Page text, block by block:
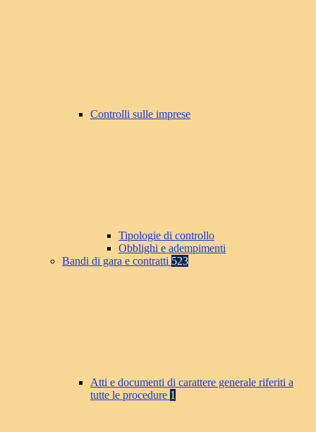
Controlli sulle imprese
Tipologie di controllo
Obblighi e adempimenti
Bandi di gara e contratti 523
Atti e documenti di carattere generale riferiti a
tutte le procedure 1